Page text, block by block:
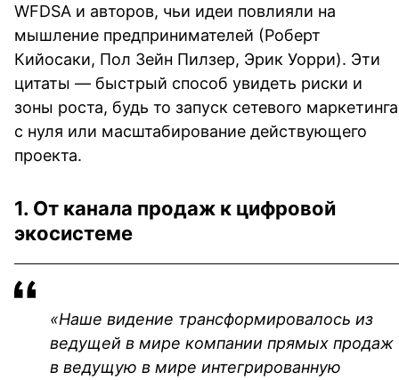
WFDSA и авторов, чьи идеи повлияли на
мышление предпринимателей (Роберт
Кийосаки, Пол Зейн Пилзер, Эрик Уорри). Эти
цитаты — быстрый способ увидеть риски и
зоны роста, будь то запуск сетевого маркетинга
с нуля или масштабирование действующего
проекта.
1. От канала продаж к цифровой
экосистеме
«Наше видение трансформировалось из
ведущей в мире компании прямых продаж
в ведущую в мире интегрированную